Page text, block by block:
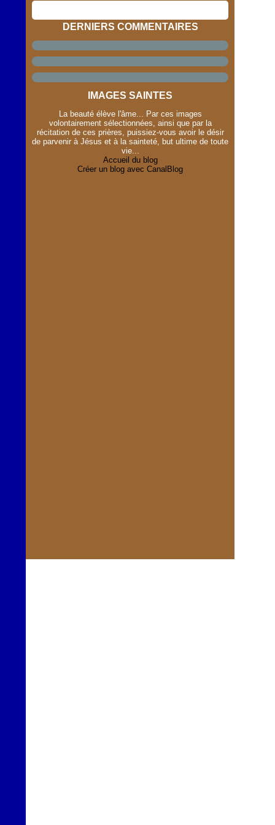
DERNIERS COMMENTAIRES
IMAGES SAINTES
La beauté élève l'âme... Par ces images
volontairement sélectionnées, ainsi que par la
récitation de ces prières, puissiez-vous avoir le désir
de parvenir à Jésus et à la sainteté, but ultime de toute
vie...
Accueil du blog
Créer un blog avec CanalBlog